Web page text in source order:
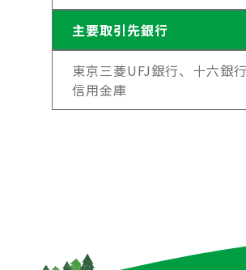
主要取引先銀行
東京三菱UFJ銀行、十六銀
信用金庫